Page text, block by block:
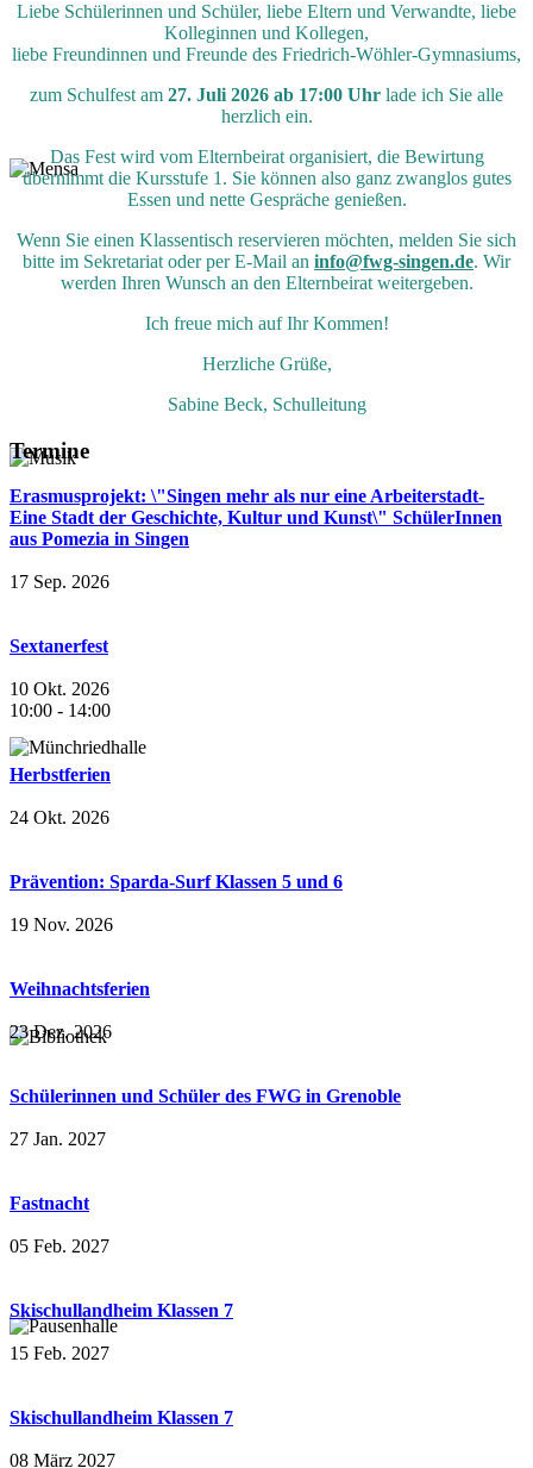
Liebe Schülerinnen und Schüler, liebe Eltern und Verwandte, liebe
Kolleginnen und Kollegen,
liebe Freundinnen und Freunde des Friedrich-Wöhler-Gymnasiums,
zum Schulfest am 27. Juli 2026 ab 17:00 Uhr lade ich Sie alle
herzlich ein.
Das Fest wird vom Elternbeirat organisiert, die Bewirtung
übernimmt die Kursstufe 1. Sie können also ganz zwanglos gutes
Essen und nette Gespräche genießen.
Wenn Sie einen Klassentisch reservieren möchten, melden Sie sich
bitte im Sekretariat oder per E-Mail an info@fwg-singen.de. Wir
werden Ihren Wunsch an den Elternbeirat weitergeben.
Ich freue mich auf Ihr Kommen!
Herzliche Grüße,
Sabine Beck, Schulleitung
Termine
Erasmusprojekt: \"Singen mehr als nur eine Arbeiterstadt-
Eine Stadt der Geschichte, Kultur und Kunst\" SchülerInnen
aus Pomezia in Singen
17 Sep. 2026
Sextanerfest
10 Okt. 2026
10:00 - 14:00
Herbstferien
24 Okt. 2026
Prävention: Sparda-Surf Klassen 5 und 6
19 Nov. 2026
Weihnachtsferien
23 Dez. 2026
Schülerinnen und Schüler des FWG in Grenoble
27 Jan. 2027
Fastnacht
05 Feb. 2027
Skischullandheim Klassen 7
15 Feb. 2027
Skischullandheim Klassen 7
08 März 2027